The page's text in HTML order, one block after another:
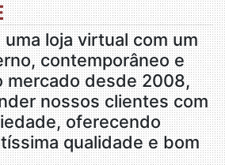
uma loja virtual com um
contemporâneo e
mercado desde 2008,
nossos clientes com
oferecendo
qualidade e bom